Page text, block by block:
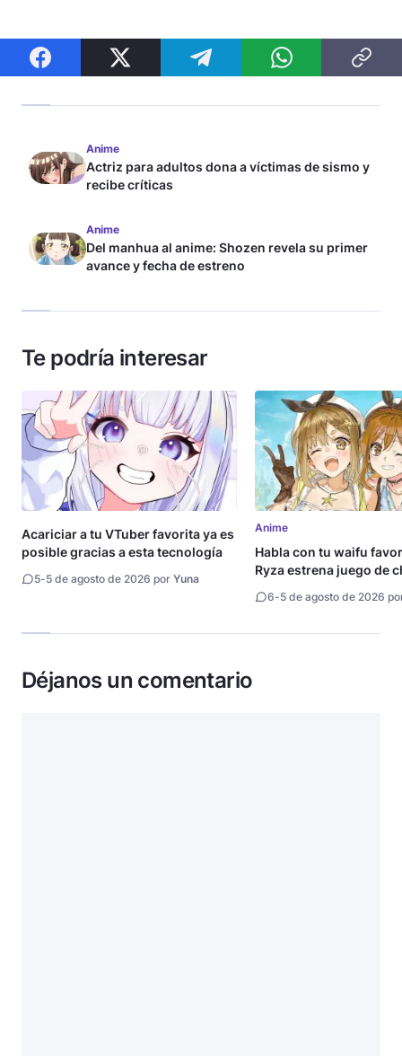
Anime
Actriz para adultos dona a víctimas de sismo y
recibe críticas
Anime
Del manhua al anime: Shozen revela su primer
avance y fecha de estreno
Te podría interesar
Acariciar a tu VTuber favorita ya es
posible gracias a esta tecnología
5-5 de agosto de 2026 por Yuna
Anime
Habla con tu waifu
Ryza estrena juego de
6-5 de agosto de 2026
Déjanos un comentario